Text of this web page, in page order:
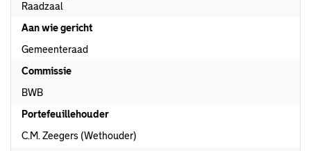
Raadzaal
Aan wie gericht
Gemeenteraad
Commissie
BWB
Portefeuillehouder
C.M. Zeegers (Wethouder)